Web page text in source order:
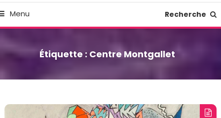
Menu Recherche
Étiquette : Centre Montgallet